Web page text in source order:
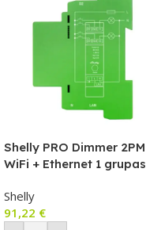
Shelly PRO Dimmer 2PM
WiFi + Ethernet 1 grupas
sliedes atbalstu
Shelly
91,22 €